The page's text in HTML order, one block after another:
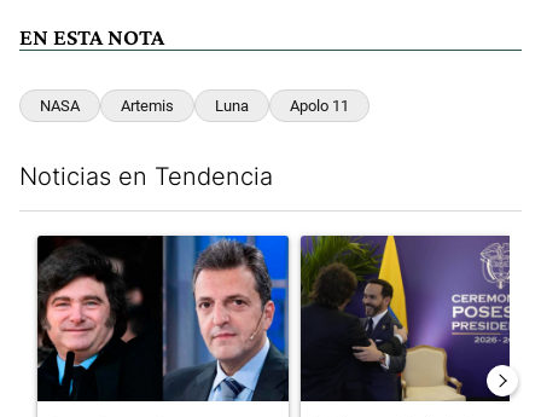
EN ESTA NOTA
NASA Artemis Luna Apolo 11
Noticias en Tendencia
Un artículo de tendencia con el título "Los gobernadores
Un artículo de tendencia con